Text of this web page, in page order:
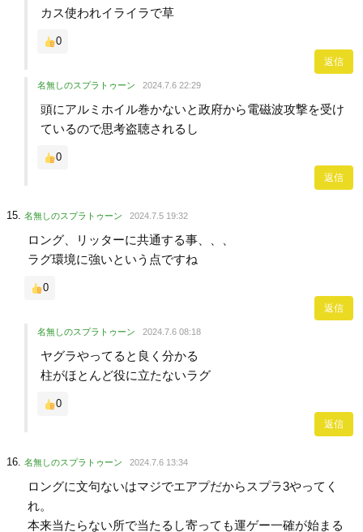
カス使われイライラで草
0
返信
名無しのスプラトゥーン 2024.7.6 22:29
頭にアルミホイル巻かないと政府から電磁波攻撃を受け
ているので思考盗聴されるし
0
返信
名無しのスプラトゥーン 2024.7.5 19:32
ロング、リッターに共通する事、、、
ラグ環境に強いという点ですね
0
返信
名無しのスプラトゥーン 2024.7.6 08:18
ヤグラやってると良く分かる
柱がほとんど役に立たないラグ
0
返信
名無しのスプラトゥーン 2024.7.6 13:34
ロングに文句ないはマジでエアプだからスプラ3やってく
れ。
本来当たらない所で当たるし寄っても運ゲー一確が始まる